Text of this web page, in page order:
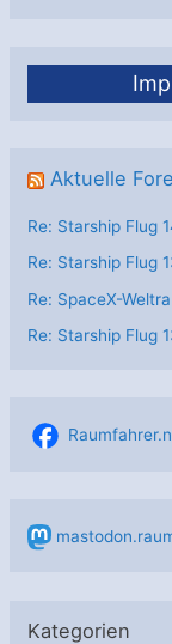
Aktuelle
Re: Starship Flug
Re: Starship Flug
Re: SpaceX-
Re: Starship Flug
Kategorien